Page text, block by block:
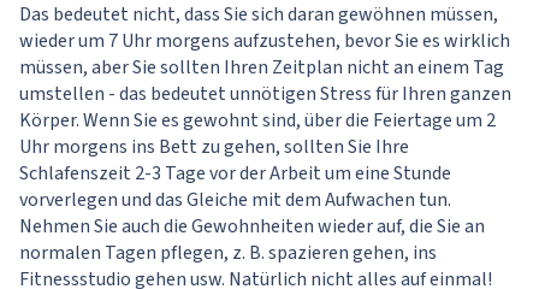
Das bedeutet nicht, dass Sie sich daran gewöhnen müssen,
wieder um 7 Uhr morgens aufzustehen, bevor Sie es wirklich
müssen, aber Sie sollten Ihren Zeitplan nicht an einem Tag
umstellen - das bedeutet unnötigen Stress für Ihren ganzen
Körper. Wenn Sie es gewohnt sind, über die Feiertage um 2
Uhr morgens ins Bett zu gehen, sollten Sie Ihre
Schlafenszeit 2-3 Tage vor der Arbeit um eine Stunde
vorverlegen und das Gleiche mit dem Aufwachen tun.
Nehmen Sie auch die Gewohnheiten wieder auf, die Sie an
normalen Tagen pflegen, z. B. spazieren gehen, ins
Fitnessstudio gehen usw. Natürlich nicht alles auf einmal!